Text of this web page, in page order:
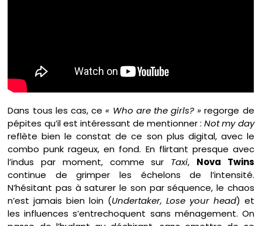
Dans tous les cas, ce« Who are the girls? » regorge de
pépites qu’il est intéressant de mentionner :Not my day
reflète bien le constat de ce son plus digital, avec le
combo punk rageux, en fond. En flirtant presque avec
l’indus par moment, comme sur Taxi, Nova Twins
continue de grimper les échelons de l’intensité.
N’hésitant pas à saturer le son par séquence, le chaos
n’est jamais bien loin (Undertaker, Lose your head) et
les influences s’entrechoquent sans ménagement. On